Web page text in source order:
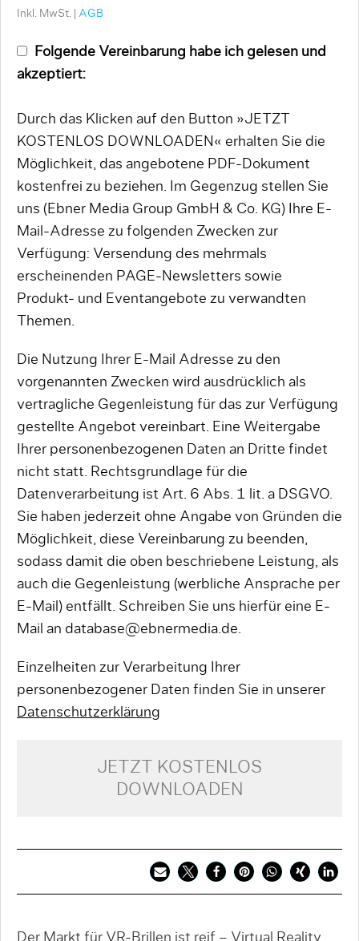
Inkl. MwSt. | AGB
Folgende Vereinbarung habe ich gelesen und
akzeptiert:
Durch das Klicken auf den Button »JETZT
KOSTENLOS DOWNLOADEN« erhalten Sie die
Möglichkeit, das angebotene PDF-Dokument
kostenfrei zu beziehen. Im Gegenzug stellen Sie
uns (Ebner Media Group GmbH & Co. KG) Ihre E-
Mail-Adresse zu folgenden Zwecken zur
Verfügung: Versendung des mehrmals
erscheinenden PAGE-Newsletters sowie
Produkt- und Eventangebote zu verwandten
Themen.
Die Nutzung Ihrer E-Mail Adresse zu den
vorgenannten Zwecken wird ausdrücklich als
vertragliche Gegenleistung für das zur Verfügung
gestellte Angebot vereinbart. Eine Weitergabe
Ihrer personenbezogenen Daten an Dritte findet
nicht statt. Rechtsgrundlage für die
Datenverarbeitung ist Art. 6 Abs. 1 lit. a DSGVO.
Sie haben jederzeit ohne Angabe von Gründen die
Möglichkeit, diese Vereinbarung zu beenden,
sodass damit die oben beschriebene Leistung, als
auch die Gegenleistung (werbliche Ansprache per
E-Mail) entfällt. Schreiben Sie uns hierfür eine E-
Mail an database@ebnermedia.de.
Einzelheiten zur Verarbeitung Ihrer
personenbezogener Daten finden Sie in unserer
Datenschutzerklärung
JETZT KOSTENLOS
DOWNLOADEN
Der Markt für VR-Brillen ist reif – Virtual Reality